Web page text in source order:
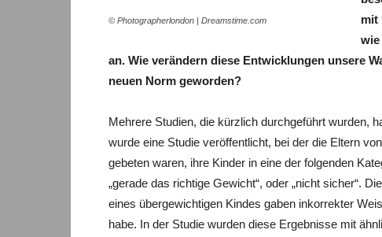
© Photographerlondon | Dreamstime.com
mit
wie
an. Wie verändern diese Entwicklungen unsere
neuen Norm geworden?
Mehrere Studien, die kürzlich durchgeführt wurden,
wurde eine Studie veröffentlicht, bei der die Eltern
gebeten waren, ihre Kinder in eine der folgenden
„gerade das richtige Gewicht“, oder „nicht sicher“.
eines übergewichtigen Kindes gaben inkorrekter
habe. In der Studie wurden diese Ergebnisse mit